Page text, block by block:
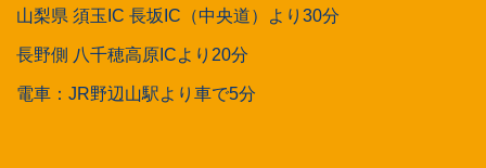
山梨県 須玉IC 長坂IC（中央道）より30分
長野側 八千穂高原ICより20分
電車：JR野辺山駅より車で5分